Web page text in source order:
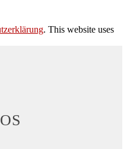
. This website uses